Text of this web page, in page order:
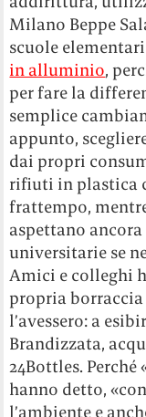
Milano Beppe
scuole
in alluminio,
per fare la
semplice
appunto,
dai propri
rifiuti in plastica
frattempo,
aspettano
universitarie se
Amici e colleghi
propria borraccia
l’avessero: a
Brandizzata,
24Bottles. Perché
hanno detto,
l’ambiente e